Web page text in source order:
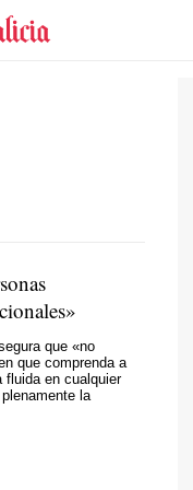
que «no
que comprenda a
fluida en cualquier
la